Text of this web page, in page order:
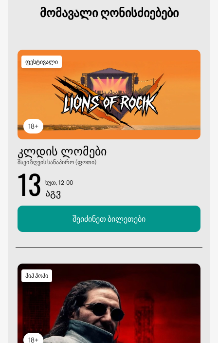
მომავალი ღონისძიებები
18+
ფესტივალი
ᲙᲚᲓᲘᲡ ᲚᲝᲛᲔᲑᲘ
შავი ზღვის სანაპირო (ფოთი)
13 ხუთ, 12:00
ᲐᲒᲕ
შეიძინეთ ბილეთები
18+
ჰიპ ჰოპი